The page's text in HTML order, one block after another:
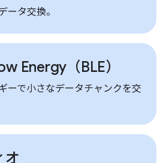
ータ交換。
Energy（BLE）
ーで小さなデータチャンクを交
オ